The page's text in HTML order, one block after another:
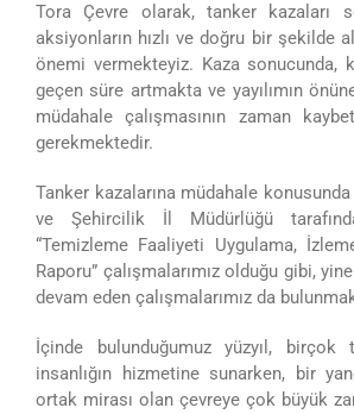
Tora Çevre olarak, tanker kazaları
aksiyonların hızlı ve doğru bir şekilde
önemi vermekteyiz. Kaza sonucunda,
geçen süre artmakta ve yayılımın
müdahale çalışmasının zaman
gerekmektedir.
Tanker kazalarına müdahale
ve Şehircilik İl Müdürlüğü
“Temizleme Faaliyeti Uygulama,
Raporu” çalışmalarımız olduğu gibi,
devam eden çalışmalarımız da
İçinde bulunduğumuz yüzyıl, birçok
insanlığın hizmetine sunarken, bir
ortak mirası olan çevreye çok büyük